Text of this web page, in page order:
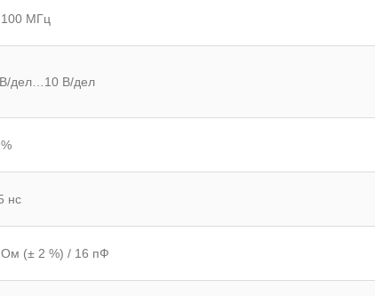
МГц
дел…10 В/дел
нс
(± 2 %) / 16 пФ